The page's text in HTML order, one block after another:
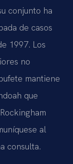
conjunto ha
de casos
1997. Los
no
mantiene
que
al
consulta.